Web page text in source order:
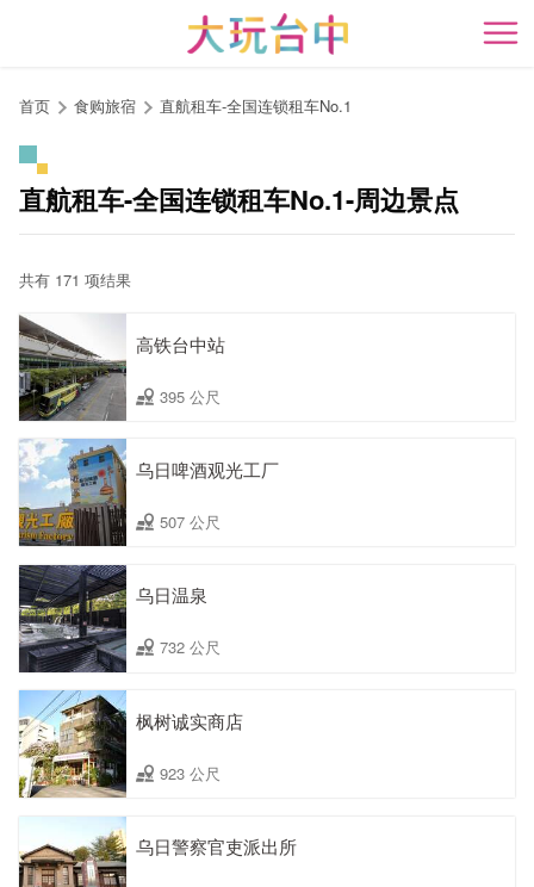
开
首页 食购旅宿 直航租车-全国连锁租车No.1
直航租车-全国连锁租车No.1-周边景点
共有 171 项结果
高铁台中站
395 公尺
乌日啤酒观光工厂
507 公尺
乌日温泉
732 公尺
枫树诚实商店
923 公尺
乌日警察官吏派出所